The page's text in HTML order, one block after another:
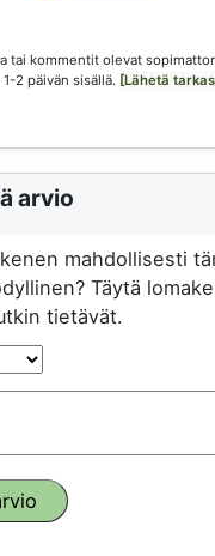
kommentit olevat
2 päivän sisällä. [Lähetä
arvio
mahdollisesti
Täytä
tietävät.